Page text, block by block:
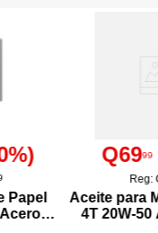
siempre el
indicado por el
Galvanizado
%)
Papel
Q6999
Reg:
Aceite para
4T 20W-